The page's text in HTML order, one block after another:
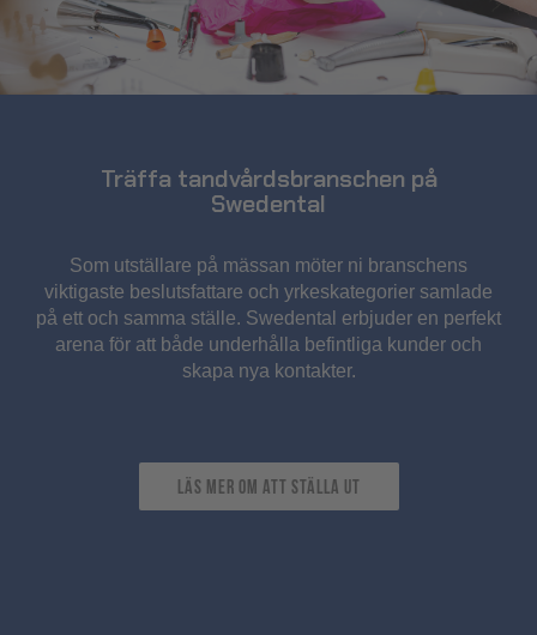
Träffa tandvårdsbranschen på
Swedental
Som utställare på mässan möter ni branschens
viktigaste beslutsfattare och yrkeskategorier samlade
på ett och samma ställe. Swedental erbjuder en perfekt
arena för att både underhålla befintliga kunder och
skapa nya kontakter.
läs mer om att ställa ut